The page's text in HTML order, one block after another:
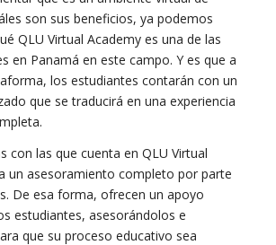
son sus beneficios, ya podemos
QLU Virtual Academy es una de las
en Panamá en este campo. Y es que a
los estudiantes contarán con un
que se traducirá en una experiencia
con las que cuenta en QLU Virtual
un asesoramiento completo por parte
De esa forma, ofrecen un apoyo
estudiantes, asesorándolos e
que su proceso educativo sea